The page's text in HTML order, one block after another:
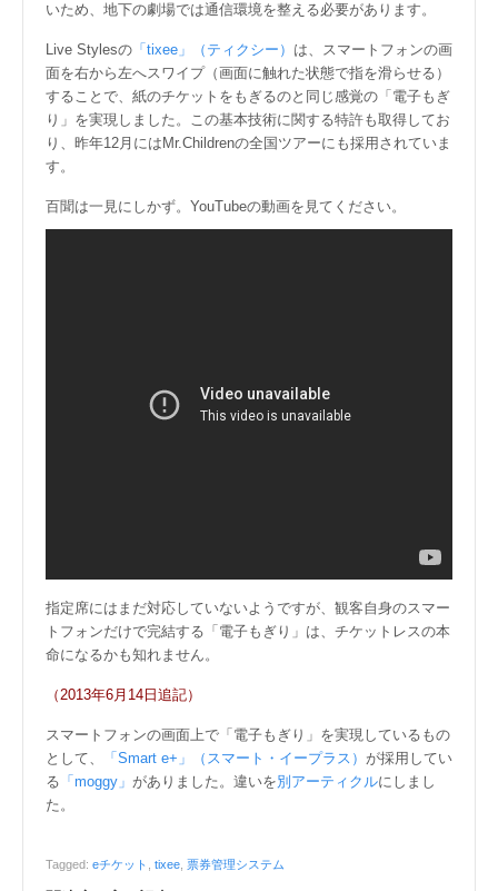
いため、地下の劇場では通信環境を整える必要があります。
Live Stylesの 「tixee」（ティクシー） は、スマートフォンの画
面を右から左へスワイプ（画面に触れた状態で指を滑らせる）
することで、紙のチケットをもぎるのと同じ感覚の「電子もぎ
り」を実現しました。この基本技術に関する特許も取得してお
り、昨年12月にはMr.Childrenの全国ツアーにも採用されていま
す。
百聞は一見にしかず。YouTubeの動画を見てください。
指定席にはまだ対応していないようですが、観客自身のスマー
トフォンだけで完結する「電子もぎり」は、チケットレスの本
命になるかも知れません。
（2013年6月14日追記）
スマートフォンの画面上で「電子もぎり」を実現しているもの
として、
「Smart e+」（スマート・イープラス） が採用してい
る 「moggy」 がありました。違いを別アーティクルにしまし
た。
Tagged: eチケット tixee 票券管理システム